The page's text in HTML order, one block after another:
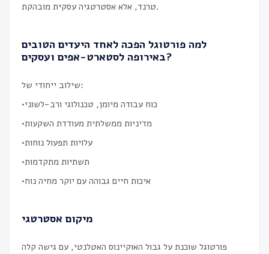
טרנד, אלא אסטרטגיה עסקית מובהקת.
למה פורטוגל הפכה לאחד היעדים הטובים
באירופה לסטארט-אפים ועסקים?
שילוב ייחודי של:
•כוח עבודה מיומן, טכנולוגי ורב-לשוני
•מדיניות ממשלתית מעודדת השקעות
•עלויות תפעול נוחות
•תשתיות מתקדמות
•איכות חיים גבוהה עם יוקר מחיה נוח
מיקום אסטרטגי
פורטוגל שוכנת על גבול האוקיינוס האטלנטי, עם גישה קלה